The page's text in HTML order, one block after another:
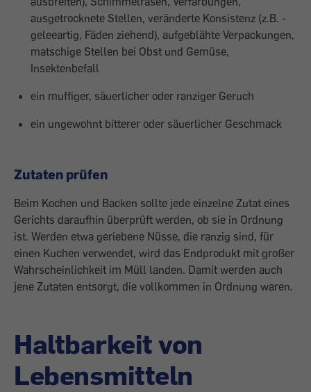
ausgetrocknete Stellen, veränderte Konsistenz (z.B. ­
geleeartig, Fäden ziehend), aufgeblähte Verpackungen,
matschige Stellen bei Obst und Gemüse,
Insektenbefall
ein muffiger, säuerlicher oder ranziger Geruch
ein ungewohnt bitterer oder säuerlicher Geschmack
Zutaten prüfen
Beim Kochen und Backen sollte jede einzelne Zutat eines
Gerichts daraufhin überprüft ­werden, ob sie in Ordnung
ist. Werden etwa geriebene Nüsse, die ranzig sind, für
einen Kuchen verwendet, wird das Endprodukt mit großer
Wahrscheinlichkeit im Müll landen. Damit werden auch
jene Zutaten entsorgt, die vollkommen in Ordnung waren.
Haltbarkeit von
Lebensmitteln